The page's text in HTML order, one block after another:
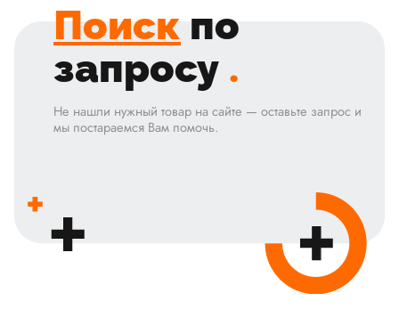
Поиск по
запросу .
Не нашли нужный товар на сайте — оставьте запрос и
мы постараемся Вам помочь.